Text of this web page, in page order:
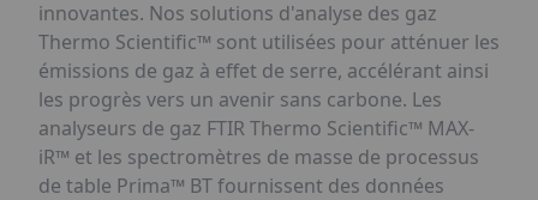
innovantes. Nos solutions d'analyse des gaz
Thermo Scientific™ sont utilisées pour atténuer les
émissions de gaz à effet de serre, accélérant ainsi
les progrès vers un avenir sans carbone. Les
analyseurs de gaz FTIR Thermo Scientific™ MAX-
iR™ et les spectromètres de masse de processus
de table Prima™ BT fournissent des données